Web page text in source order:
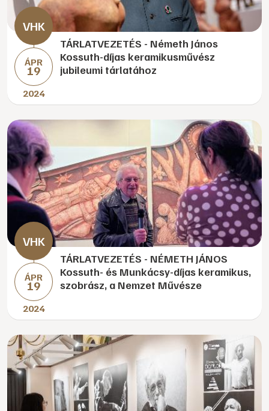
ÁPR
19
2024
TÁRLATVEZETÉS - Németh János
Kossuth-díjas keramikusművész
jubileumi tárlatához
ÁPR
19
2024
TÁRLATVEZETÉS - NÉMETH JÁNOS
Kossuth- és Munkácsy-díjas keramikus,
szobrász, a Nemzet Művésze